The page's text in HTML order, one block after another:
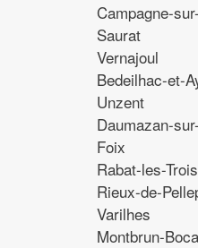
Campagne-
Saurat
Vernajoul
Bedeilhac-et-
Unzent
Daumazan-
Foix
Rabat-les-
Rieux-de-
Varilhes
Montbrun-